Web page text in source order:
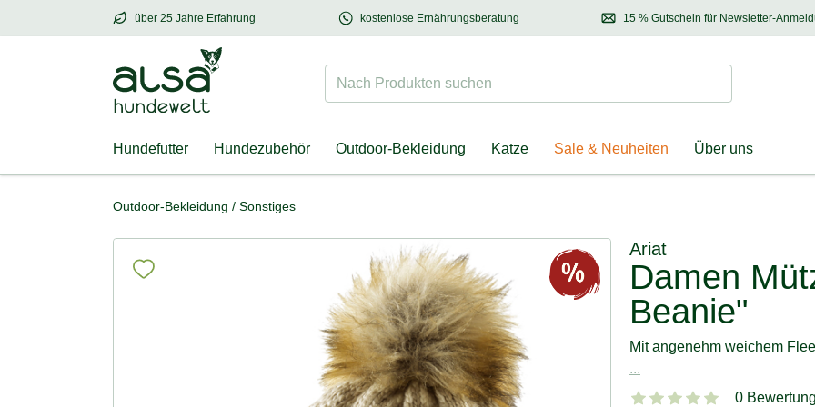
über 25 Jahre Erfahrung
über25 Jahre Erfahrung – mit Herz für Hund & Halter 15 % Gutschein für Newsletter-
Entdecken Sie
kostenlose Ernährungsberatung
Kontaktieren Sie unsere
Ernährungsberatung:
Nach Produkten suchen Suchen
Hundefutter Hundezubehör Outdoor-Bekleidung Katze Sale & Neuheiten Über uns
Outdoor-Bekleidung / Sonstiges
Ariat
Damen
Beanie"
Mit angenehm weichem
...
0